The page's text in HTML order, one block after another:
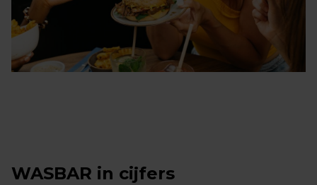
WASBAR in cijfers